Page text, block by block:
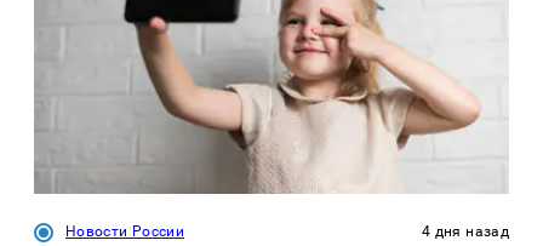
Новости России 4 дня назад